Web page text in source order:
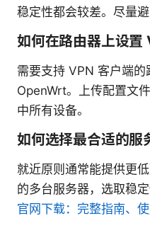
稳定性都会较差。尽量
如何在路由器上设置
需要支持 VPN 客户端
OpenWrt。上传配置文
中所有设备。
如何选择最合适的服
就近原则通常能提供更
的多台服务器，选取稳
官网下载：完整指南、